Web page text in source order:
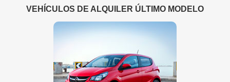
VEHÍCULOS DE ALQUILER ÚLTIMO MODELO